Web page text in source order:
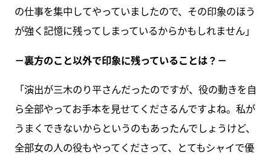
の仕事を集中してやっていましたので、その印象のほう
が強く記憶に残ってしまっているからかもしれません」
－裏方のこと以外で印象に残っていることは？－
「演出が三木のり平さんだったのですが、役の動きを自
ら全部やってお手本を見せてくださるんですよね。私が
うまくできないからというのもあったんでしょうけど、
全部女の人の役もやってくださって、とてもシャイで優